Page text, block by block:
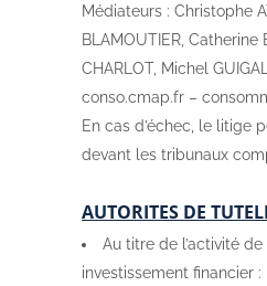
Médiateurs : Christophe
BLAMOUTIER, Catherine
CHARLOT, Michel
conso.cmap.fr –
En cas d’échec, le litige
devant les tribunaux
AUTORITES DE
Au titre de l’activité
investissement financier :